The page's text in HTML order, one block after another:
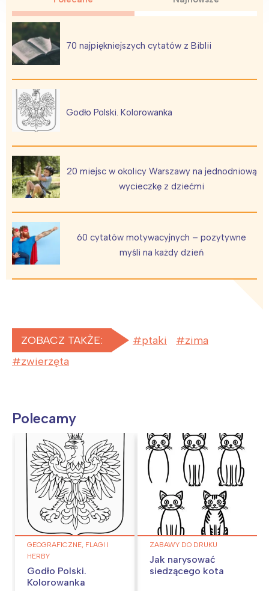
70 najpiękniejszych cytatów z Biblii
Godło Polski. Kolorowanka
20 miejsc w okolicy Warszawy na jednodniową
wycieczkę z dziećmi
60 cytatów motywacyjnych – pozytywne
myśli na każdy dzień
ZOBACZ TAKŻE: ptaki
zima
zwierzęta
Polecamy
GEOGRAFICZNE, FLAGI I
HERBY
Godło Polski.
Kolorowanka
ZABAWY DO DRUKU
Jak narysować
siedzącego kota
Warszawa
Łódź
Trójmiasto
Poznań
Śląsk
Kraków
Południe
Wybieram